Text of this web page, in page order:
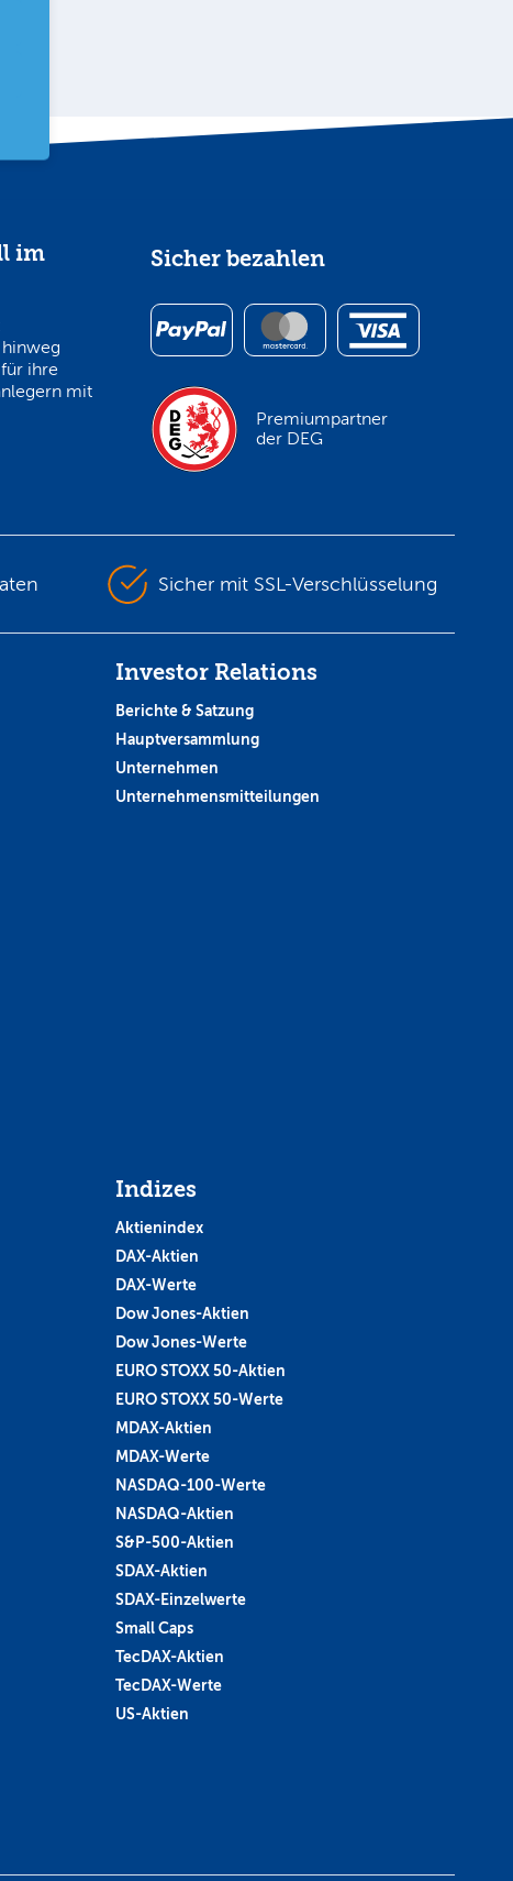
im
ihre
mit
Sicher bezahlen
Premiumpartner
der DEG
Sicher mit SSL-Verschlüsselung
Investor Relations
Berichte & Satzung
Hauptversammlung
Unternehmen
Unternehmensmitteilungen
Indizes
Aktienindex
DAX-Aktien
DAX-Werte
Dow Jones-Aktien
Dow Jones-Werte
EURO STOXX 50-Aktien
EURO STOXX 50-Werte
MDAX-Aktien
MDAX-Werte
NASDAQ-100-Werte
NASDAQ-Aktien
S&P-500-Aktien
SDAX-Aktien
SDAX-Einzelwerte
Small Caps
TecDAX-Aktien
TecDAX-Werte
US-Aktien